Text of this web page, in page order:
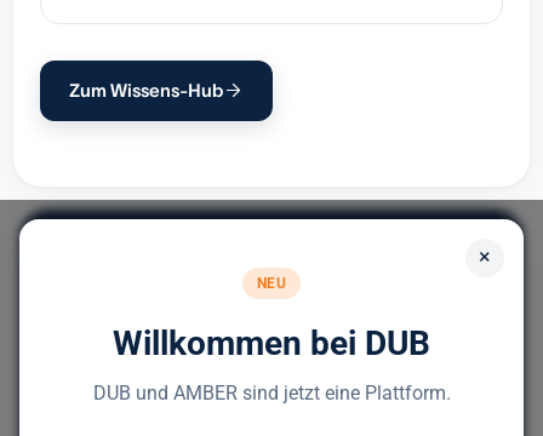
Zum Wissens-Hub
×
NEU
Willkommen bei DUB
DUB und AMBER sind jetzt eine Plattform.
Unternehmensnachfolge.